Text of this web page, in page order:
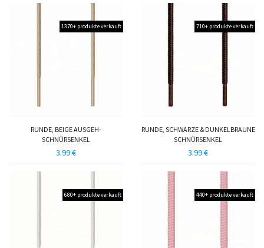
1370+ produkte verkauft
RUNDE, BEIGE AUSGEH-
SCHNÜRSENKEL
3.99 €
710+ produkte verkauft
RUNDE, SCHWARZE & DUNKELBRAUNE
SCHNÜRSENKEL
3.99 €
680+ produkte verkauft 440+ produkte verkauft